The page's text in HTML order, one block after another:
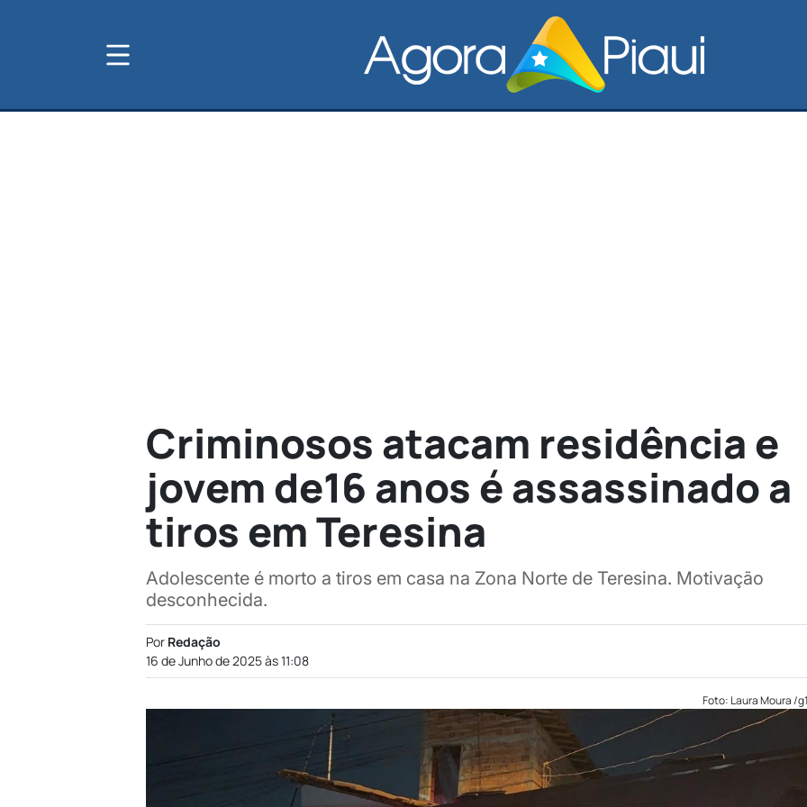
Criminosos atacam residência e
jovem de16 anos é assassinado a
tiros em Teresina
Adolescente é morto a tiros em casa na Zona Norte de Teresina. Motivação
desconhecida.
Por Redação
16 de Junho de 2025 às 11:08
Foto: Laura Moura /